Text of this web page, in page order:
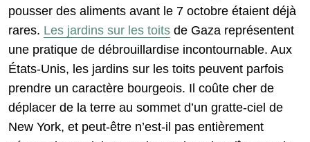
pousser des aliments avant le 7 octobre étaient déjà
rares. Les jardins sur les toits de Gaza représentent
une pratique de débrouillardise incontournable. Aux
États-Unis, les jardins sur les toits peuvent parfois
prendre un caractère bourgeois. Il coûte cher de
déplacer de la terre au sommet d’un gratte-ciel de
New York, et peut-être n’est-il pas entièrement